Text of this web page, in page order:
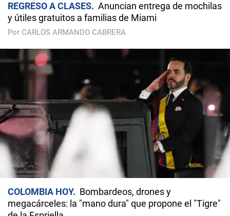
REGRESO A CLASES
Anuncian entrega de mochilas
y útiles gratuitos a familias de Miami
Por CARLOS ARMANDO CABRERA
COLOMBIA HOY
Bombardeos, drones y
megacárceles: la "mano dura" que propone el "Tigre"